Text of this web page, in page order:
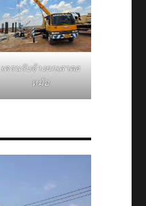
เครนรับจ้างยกเสาตอ
หม้อ